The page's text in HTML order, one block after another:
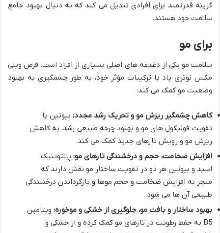
گزینه قدرتمند برای افرادی تبدیل می کند که به دنبال بهبود جامع
سلامت خود هستند.
برای مو
سلامت مو یکی از دغدغه های اصلی بسیاری از افراد است. قرص ویلی
مکس نوتری پاد با ترکیبات مؤثر خود، به طور چشمگیری به بهبود
وضعیت مو کمک می کند:
کاهش چشمگیر ریزش مو و تحریک رشد مجدد: بیوتین با
تقویت فولیکول های مو و بهبود چرخه طبیعی رشد، به کاهش
ریزش مو و رویش تارهای جدید کمک می کند.
افزایش ضخامت، حجم و درخشندگی تارهای مو: پانتوتنیک
اسید و بیوتین هر دو در تقویت ساختار مو نقش دارند که
منجر به افزایش ضخامت و حجم موها و بازگرداندن درخشندگی
طبیعی آن ها می شود.
بهبود ساختار و بافت مو، جلوگیری از خشکی و موخوره: ویتامین
B5 به حفظ رطوبت در تارهای مو کمک کرده و از خشکی و